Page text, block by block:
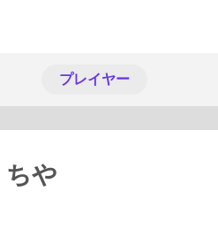
プレイヤー
ちや